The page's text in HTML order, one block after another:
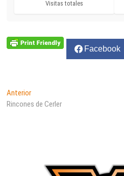
Visitas totales
Facebook
Navegación
de
AnteriorEntrada
anterior:
Rincones de Cerler